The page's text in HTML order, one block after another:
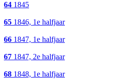
64 1845
65 1846, 1e halfjaar
66 1847, 1e halfjaar
67 1847, 2e halfjaar
68 1848, 1e halfjaar